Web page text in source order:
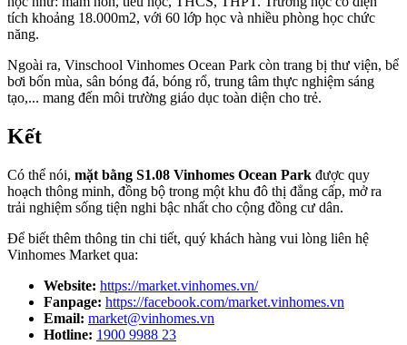
tích khoảng 18.000m2, với 60 lớp học và nhiều phòng học chức
năng.
Ngoài ra, Vinschool Vinhomes Ocean Park còn trang bị thư viện, bể
bơi bốn mùa, sân bóng đá, bóng rổ, trung tâm thực nghiệm sáng
tạo,... mang đến môi trường giáo dục toàn diện cho trẻ.
Kết
Có thể nói, mặt bằng S1.08 Vinhomes Ocean Park được quy
hoạch thông minh, đồng bộ trong một khu đô thị đẳng cấp, mở ra
trải nghiệm sống tiện nghi bậc nhất cho cộng đồng cư dân.
Để biết thêm thông tin chi tiết, quý khách hàng vui lòng liên hệ
Vinhomes Market qua:
Website: https://market.vinhomes.vn/
Fanpage: https://facebook.com/market.vinhomes.vn
Email: market@vinhomes.vn
Hotline: 1900 9988 23